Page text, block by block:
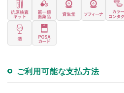
ご利用可能な支払方法